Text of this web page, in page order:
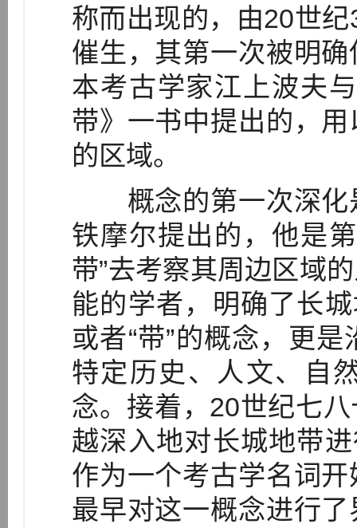
称而出现的，由20世
催生，其第一次被明
本考古学家江上波夫
带》一书中提出的，
的区域。
概念的第一次深化
铁摩尔提出的，他是
带”去考察其周边区域
能的学者，明确了长
或者“带”的概念，更
特定历史、人文、自
念。接着，20世纪七
越深入地对长城地带
作为一个考古学名词
最早对这一概念进行